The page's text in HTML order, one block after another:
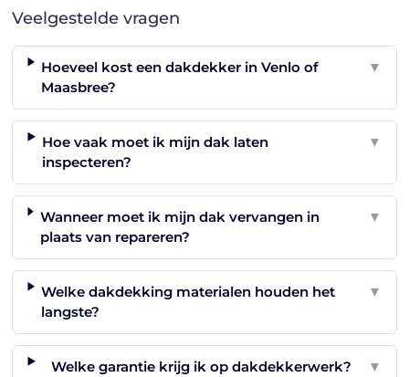
Veelgestelde vragen
Hoeveel kost een dakdekker in Venlo of
Maasbree?
▼
Hoe vaak moet ik mijn dak laten
inspecteren?
▼
Wanneer moet ik mijn dak vervangen in
plaats van repareren?
▼
Welke dakdekking materialen houden het
langste?
▼
Welke garantie krijg ik op dakdekkerwerk? ▼